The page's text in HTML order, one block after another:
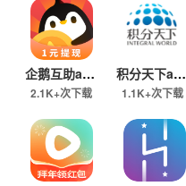
企鹅互助app
2.1K+次下载
积分天下app
1.1K+次下载